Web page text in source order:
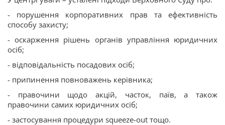
- порушення корпоративних прав та ефективність
способу захисту;
- оскарження рішень органів управління юридичних
осіб;
- відповідальність посадових осіб;
- припинення повноважень керівника;
- правочини щодо акцій, часток, паїв, а також
правочини самих юридичних осіб;
- застосування процедури squeeze-out тощо.